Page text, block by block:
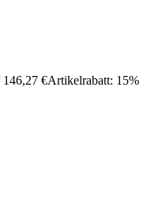
146,27 €Artikelrabatt: 15%